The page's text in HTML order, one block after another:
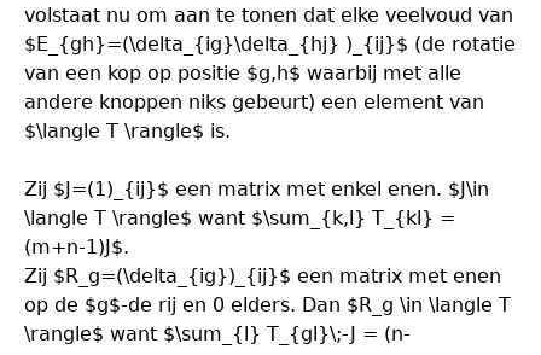
volstaat nu om aan te tonen dat elke veelvoud van
$E_{gh}=(\delta_{ig}\delta_{hj} )_{ij}$ (de rotatie
van een kop op positie $g,h$ waarbij met alle
andere knoppen niks gebeurt) een element van
$\langle T \rangle$ is.
Zij $J=(1)_{ij}$ een matrix met enkel enen. $J\in
\langle T \rangle$ want $\sum_{k,l} T_{kl} =
(m+n-1)J$.
Zij $R_g=(\delta_{ig})_{ij}$ een matrix met enen
op de $g$-de rij en 0 elders. Dan $R_g \in \langle T
\rangle$ want $\sum_{l} T_{gl}\;-J = (n-